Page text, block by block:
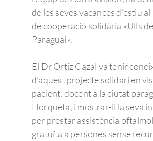
de les seves vacances d’estiu
de cooperació solidària «Ulls
Paraguai».
El Dr Ortiz Cazal va tenir
d’aquest projecte solidari en
pacient, docent a la ciutat
Horqueta, i mostrar-li la seva
per prestar assistència
gratuïta a persones sense